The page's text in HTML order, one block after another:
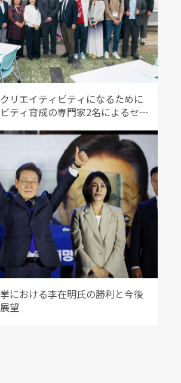
リエイティビティになるために
ティ育成の専門家2名によるセミ
における李在明氏の勝利と今後
望